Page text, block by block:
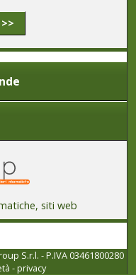
siti web
S.r.l. - P.IVA 03461800280
-privacy